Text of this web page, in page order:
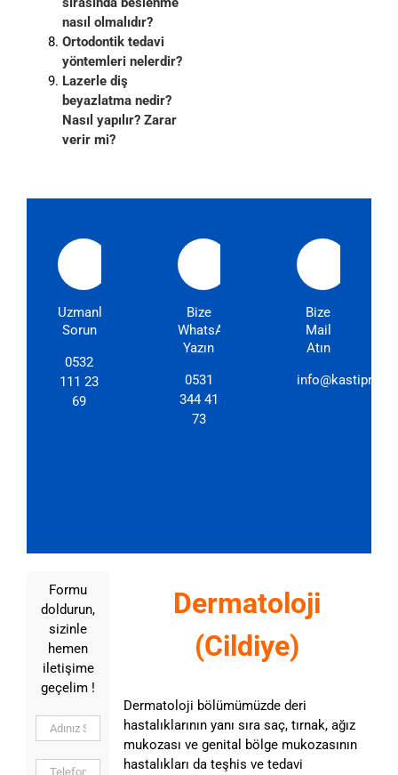
nasıl olmalıdır?
Ortodontik tedavi
yöntemleri nelerdir?
Lazerle diş
beyazlatma nedir?
Nasıl yapılır? Zarar
verir mi?
Uzmanlarımıza
Sorun
0532
111 23
69
Bize
WhatsApp'dan
Yazın
0531
344 41
73
Bize
Mail
Atın
Formu
doldurun,
sizinle
hemen
iletişime
geçelim !
Dermatoloji
(Cildiye)
Dermatoloji bölümümüzde deri
hastalıklarının yanı sıra saç, tırnak, ağız
mukozası ve genital bölge mukozasının
hastalıkları da teşhis ve tedavi